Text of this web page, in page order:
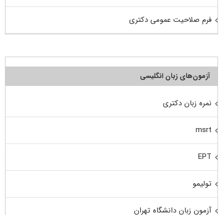
فرم صلاحیت عمومی دکتری
آزمون‌های زبان انگلیسی
نمره زبان دکتری
msrt
EPT
تولیمو
آزمون زبان دانشگاه تهران